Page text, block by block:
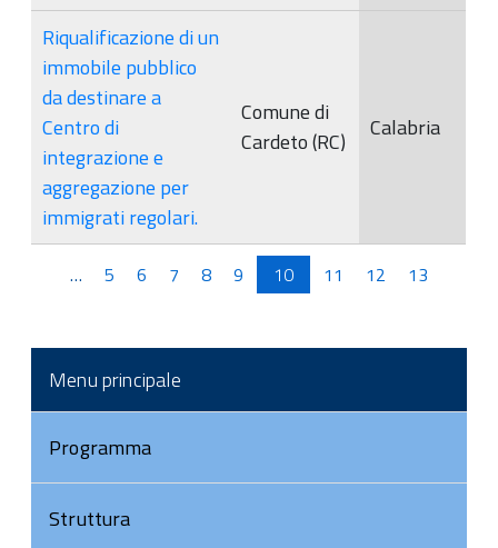
Riqualificazione di un
immobile pubblico
da destinare a
Centro di
integrazione e
aggregazione per
immigrati regolari.
Comune di
Cardeto (RC)
Calabria
… 5 6 7 8 9 10 11 12 13
Menu principale
Programma
Struttura